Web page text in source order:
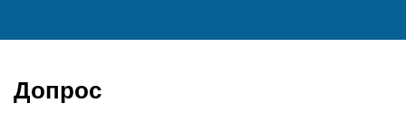
Допрос